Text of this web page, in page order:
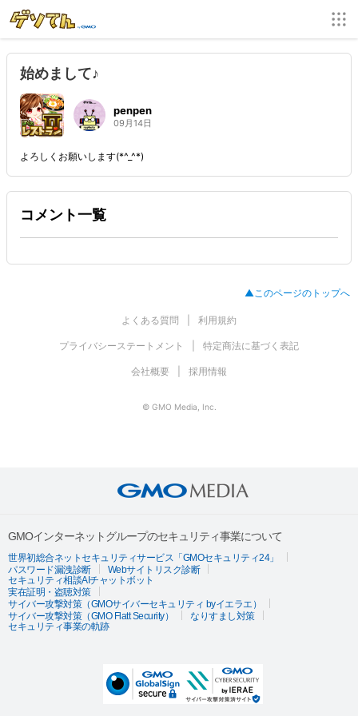
始めまして♪
penpen
09月14日
よろしくお願いします(*^_^*)
コメント一覧
▲このページのトップへ
よくある質問 利用規約
プライバシーステートメント 特定商法に基づく表記
会社概要 採用情報
© GMO Media, Inc.
GMOインターネットグループのセキュリティ事業について
世界初総合ネットセキュリティサービス「GMOセキュリティ24」
パスワード漏洩診断
Webサイトリスク診断
セキュリティ相談AIチャットボット
実在証明・盗聴対策
サイバー攻撃対策（GMOサイバーセキュリティ byイエラエ）
サイバー攻撃対策（GMO Flatt Security）
なりすまし対策
セキュリティ事業の軌跡